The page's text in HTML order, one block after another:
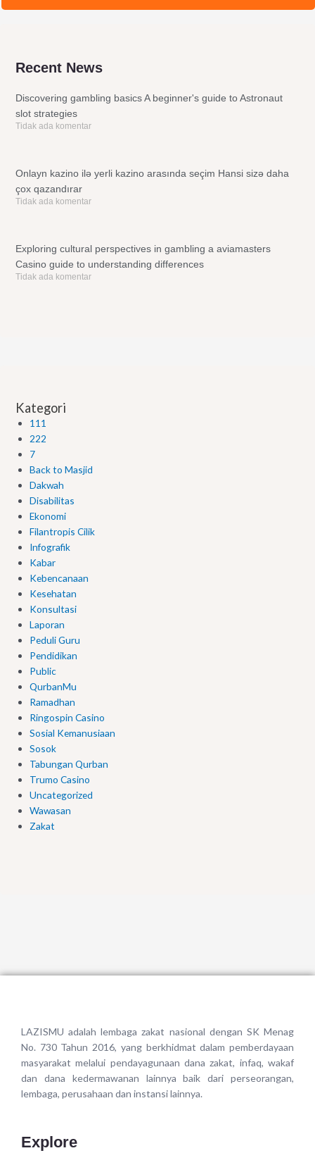
Recent News
Discovering gambling basics A beginner's guide to Astronaut
slot strategies
Tidak ada komentar
Onlayn kazino ilə yerli kazino arasında seçim Hansi sizə daha
çox qazandırar
Tidak ada komentar
Exploring cultural perspectives in gambling a aviamasters
Casino guide to understanding differences
Tidak ada komentar
Kategori
111
222
7
Back to Masjid
Dakwah
Disabilitas
Ekonomi
Filantropis Cilik
Infografik
Kabar
Kebencanaan
Kesehatan
Konsultasi
Laporan
Peduli Guru
Pendidikan
Public
QurbanMu
Ramadhan
Ringospin Casino
Sosial Kemanusiaan
Sosok
Tabungan Qurban
Trumo Casino
Uncategorized
Wawasan
Zakat
LAZISMU adalah lembaga zakat nasional dengan SK Menag
No. 730 Tahun 2016, yang berkhidmat dalam pemberdayaan
masyarakat melalui pendayagunaan dana zakat, infaq, wakaf
dan dana kedermawanan lainnya baik dari perseorangan,
lembaga, perusahaan dan instansi lainnya.
Explore